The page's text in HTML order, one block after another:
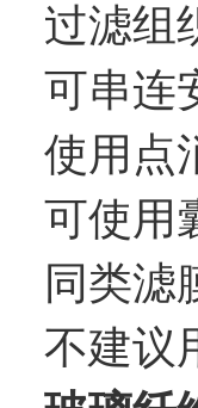
过滤组
可串连
使用点
可使用
同类滤
不建议